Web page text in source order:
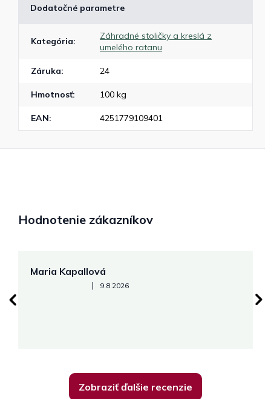
Dodatočné parametre
Kategória:
Záhradné stoličky a kreslá z
umelého ratanu
Záruka: 24
Hmotnosť: 100 kg
EAN: 4251779109401
Hodnotenie zákazníkov
Maria Kapallová
Hodnotenie obchodu je 5 z 5 hviezdičiek.
| 9.8.2026
Zobraziť ďalšie recenzie